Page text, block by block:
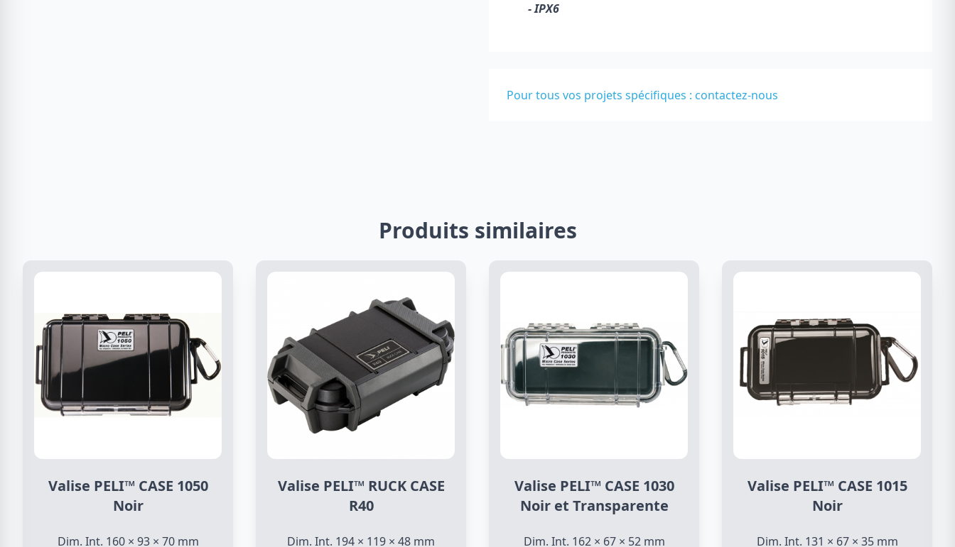
- IPX6
Pour tous vos projets spécifiques : contactez-nous
Produits similaires
Valise PELI™ CASE 1050
Noir
Dim. Int. 160 × 93 × 70 mm
Valise PELI™ RUCK CASE
R40
Dim. Int. 194 × 119 × 48 mm
Valise PELI™ CASE 1030
Noir et Transparente
Dim. Int. 162 × 67 × 52 mm
Valise PELI™ CASE 1015
Noir
Dim. Int. 131 × 67 × 35 mm